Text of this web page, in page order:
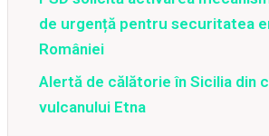
de urgență pentru securitatea
României
Alertă de călătorie în Sicilia din
vulcanului Etna